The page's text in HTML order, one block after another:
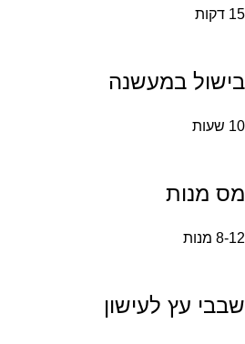
15 דקות
בישול במעשנה
10 שעות
מס מנות
8-12 מנות
שבבי עץ לעישון